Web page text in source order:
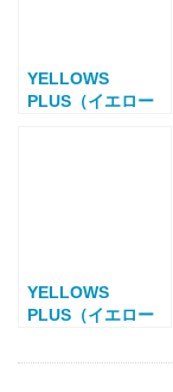
YELLOWS
PLUS（イエロー
YELLOWS
PLUS（イエロー
フレーム